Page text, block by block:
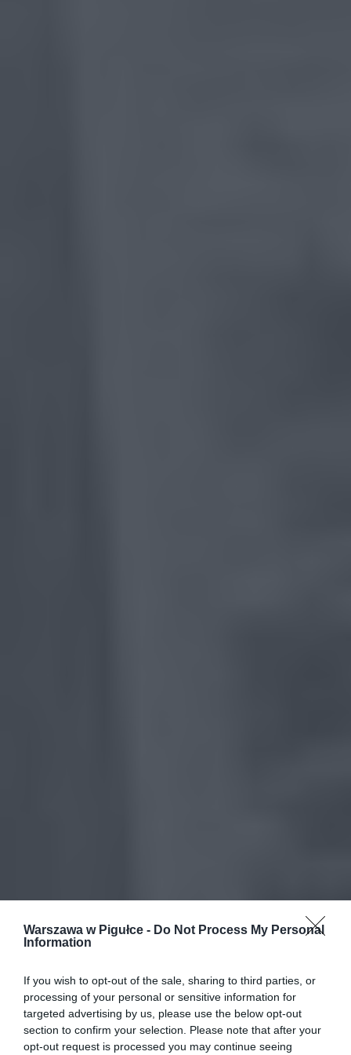
Warszawa w Pigułce - Do Not Process My Personal
Information
If you wish to opt-out of the sale, sharing to third parties, or
processing of your personal or sensitive information for
targeted advertising by us, please use the below opt-out
section to confirm your selection. Please note that after your
opt-out request is processed you may continue seeing